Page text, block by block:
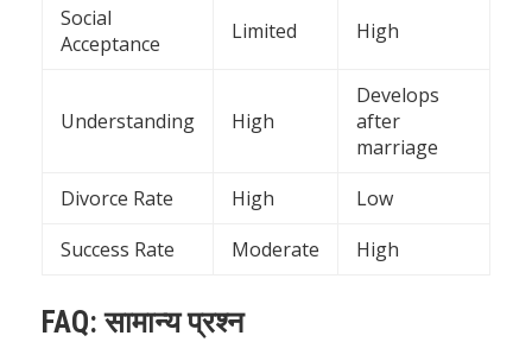
Social
Acceptance
Limited High
Understanding High
Develops
after
marriage
Divorce Rate
High
Low
Success Rate
Moderate High
FAQ: सामान्य प्रश्न